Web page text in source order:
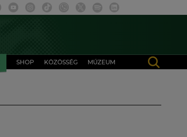
SHOP KÖZÖSSÉG MÚZEUM